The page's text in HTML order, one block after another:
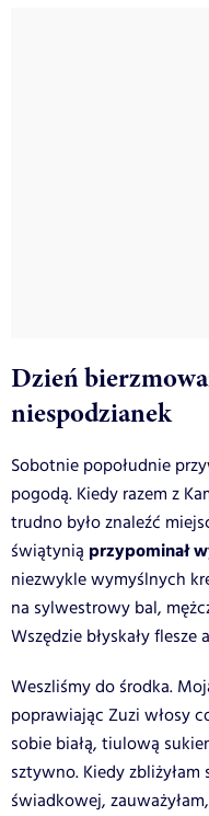
Dzień
niespodzianek
Sobotnie popołudnie
pogodą. Kiedy razem z
trudno było znaleźć
świątynią przypominał
niezwykle wymyślnych
na sylwestrowy bal,
Wszędzie błyskały flesze
Weszliśmy do środka.
poprawiając Zuzi włosy
sobie białą, tiulową
sztywno. Kiedy
świadkowej, zauważyłam,